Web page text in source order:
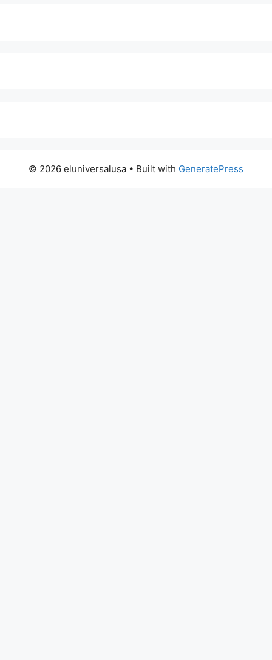
© 2026 eluniversalusa • Built with GeneratePress